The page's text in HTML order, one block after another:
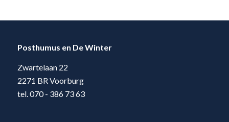
Posthumus en De Winter
Zwartelaan 22
2271 BR Voorburg
tel. 070 - 386 73 63